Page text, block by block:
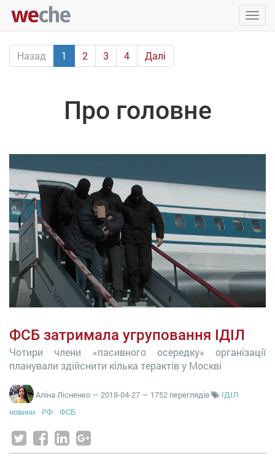
Назад
1 2 3 4 Далі
Про головне
ФСБ затримала угруповання ІДІЛ
Чотири члени «пасивного осередку» організації
планували здійснити кілька терактів у Москві
Аліна Лісненко — 2018-04-27 — 1752 переглядів
ІДІЛ
новини
РФ ФСБ